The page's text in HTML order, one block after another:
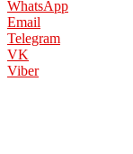
WhatsApp
Email
Telegram
VK
Viber